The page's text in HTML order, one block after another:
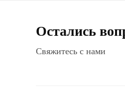
Остались
Свяжитесь с нами